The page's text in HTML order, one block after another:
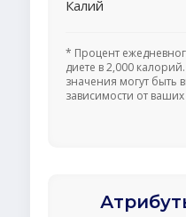
Калий
* Процент
диете в 2,000
значения могут быть
зависимости от